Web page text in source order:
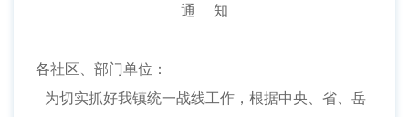
通 知
各社区、部门单位：
为切实抓好我镇统一战线工作，根据中央、省、岳